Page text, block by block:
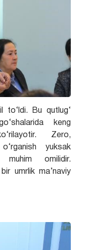
to‘ldi. Bu qutlug‘
keng
Zero,
yuksak
muhim omilidir.
umrlik ma’naviy